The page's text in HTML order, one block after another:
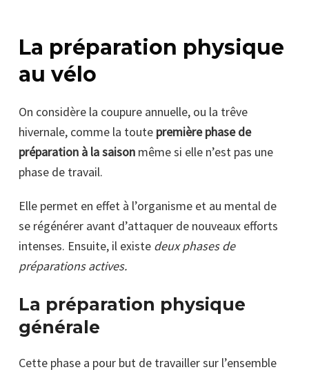
La préparation physique
au vélo
On considère la coupure annuelle, ou la trêve
hivernale, comme la toute première phase de
préparation à la saison même si elle n’est pas une
phase de travail.
Elle permet en effet à l’organisme et au mental de
se régénérer avant d’attaquer de nouveaux efforts
intenses. Ensuite, il existe deux phases de
préparations actives.
La préparation physique
générale
Cette phase a pour but de travailler sur l’ensemble